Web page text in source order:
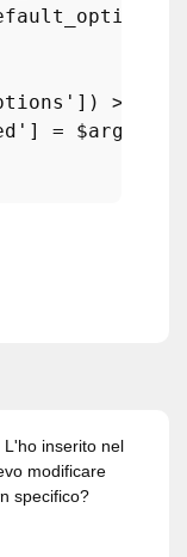
]) >
] = $args
inserito nel
modificare
specifico?